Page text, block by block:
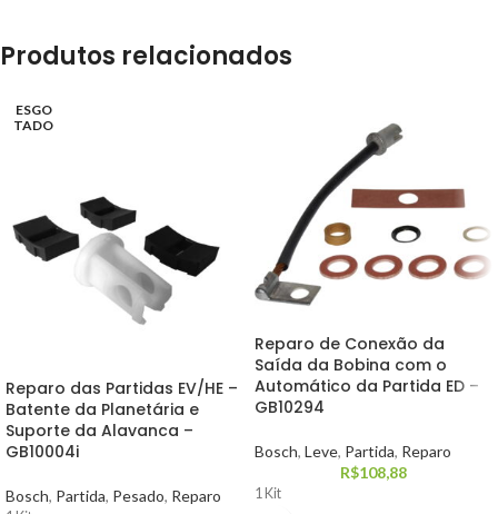
Produtos relacionados
ESGO
TADO
Reparo das Partidas EV/HE –
Batente da Planetária e
Suporte da Alavanca –
GB10004i
Bosch, Partida, Pesado, Reparo
Reparo de Conexão da
Saída da Bobina com o
Automático da Partida ED –
GB10294
Bosch, Leve, Partida, Reparo
R$108,88
1 Kit